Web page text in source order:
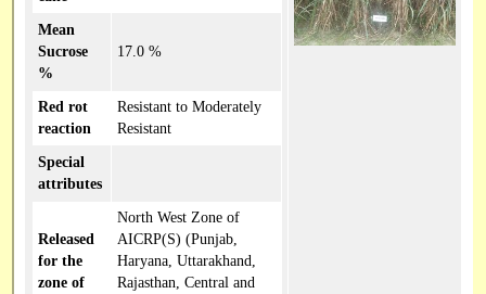
Mean
Sucrose
%
17.0 %
Red rot
reaction
Resistant to Moderately
Resistant
Special
attributes
Released
for the
zone of
North West Zone of
AICRP(S) (Punjab,
Haryana, Uttarakhand,
Rajasthan, Central and